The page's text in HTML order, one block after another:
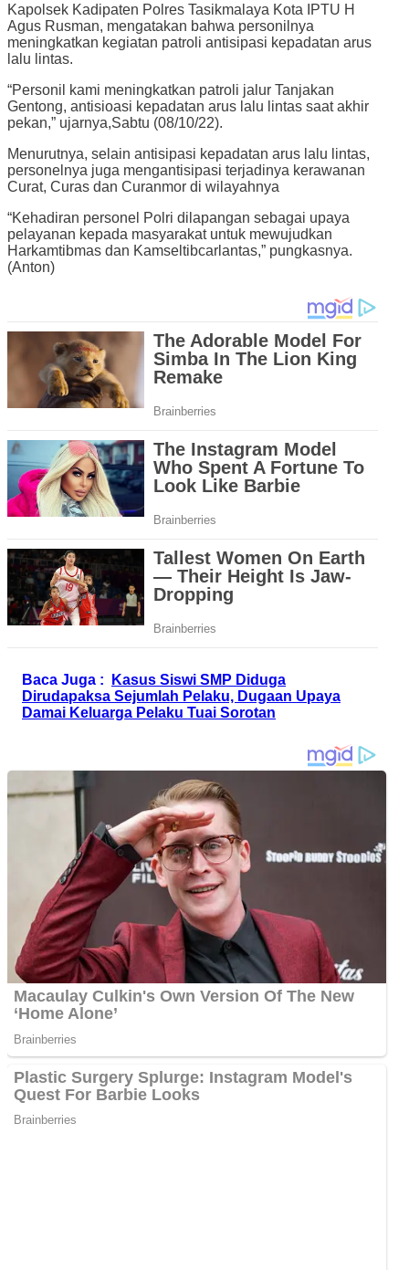
Kapolsek Kadipaten Polres Tasikmalaya Kota IPTU H
Agus Rusman, mengatakan bahwa personilnya
meningkatkan kegiatan patroli antisipasi kepadatan arus
lalu lintas.
“Personil kami meningkatkan patroli jalur Tanjakan
Gentong, antisioasi kepadatan arus lalu lintas saat akhir
pekan,” ujarnya,Sabtu (08/10/22).
Menurutnya, selain antisipasi kepadatan arus lalu lintas,
personelnya juga mengantisipasi terjadinya kerawanan
Curat, Curas dan Curanmor di wilayahnya
“Kehadiran personel Polri dilapangan sebagai upaya
pelayanan kepada masyarakat untuk mewujudkan
Harkamtibmas dan Kamseltibcarlantas,” pungkasnya.
(Anton)
Baca Juga :
Kasus Siswi SMP Diduga
Dirudapaksa Sejumlah Pelaku, Dugaan Upaya
Damai Keluarga Pelaku Tuai Sorotan